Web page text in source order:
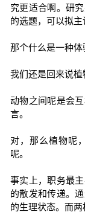
究更适合啊。研
的选题，可以拟主
那个什么是一种体
我们还是回来说植
动物之间呢是会
言。
对，那么植物呢
呢。
事实上，职务最
的散发和传递。
的生理状态。而两